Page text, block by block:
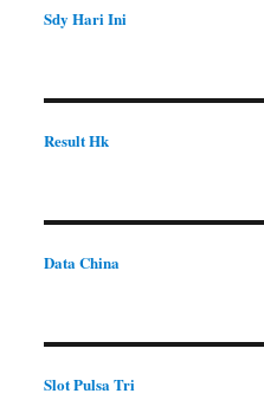
Sdy Hari Ini
Result Hk
Data China
Slot Pulsa Tri